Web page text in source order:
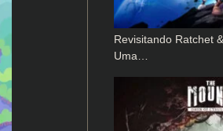
Revisitando Ratchet
Uma…